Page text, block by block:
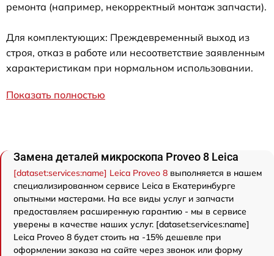
ремонта (например, некорректный монтаж запчасти).
Для комплектующих: Преждевременный выход из
строя, отказ в работе или несоответствие заявленным
характеристикам при нормальном использовании.
Показать полностью
Замена деталей микроскопа Proveo 8 Leica
[dataset:services:name] Leica Proveo 8 выполняется в нашем
специализированном сервисе Leica в Екатеринбурге
опытными мастерами. На все виды услуг и запчасти
предоставляем расширенную гарантию - мы в сервисе
уверены в качестве наших услуг. [dataset:services:name]
Leica Proveo 8 будет стоить на -15% дешевле при
оформлении заказа на сайте через звонок или форму